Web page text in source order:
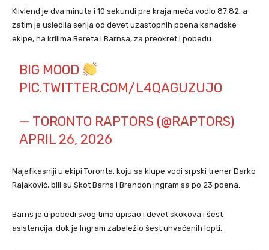
Klivlend je dva minuta i 10 sekundi pre kraja meča vodio 87:82, a
zatim je usledila serija od devet uzastopnih poena kanadske
ekipe, na krilima Bereta i Barnsa, za preokret i pobedu.
BIG MOOD
PIC.TWITTER.COM/L4QAGUZUJO
— TORONTO RAPTORS (@RAPTORS)
APRIL 26, 2026
Najefikasniji u ekipi Toronta, koju sa klupe vodi srpski trener Darko
Rajaković, bili su Skot Barns i Brendon Ingram sa po 23 poena.
Barns je u pobedi svog tima upisao i devet skokova i šest
asistencija, dok je Ingram zabeležio šest uhvaćenih lopti.